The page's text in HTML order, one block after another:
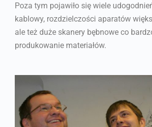
Poza tym pojawiło się wiele
kablowy, rozdzielczości aparatów
ale też duże skanery bębnowe co
produkowanie materiałów.